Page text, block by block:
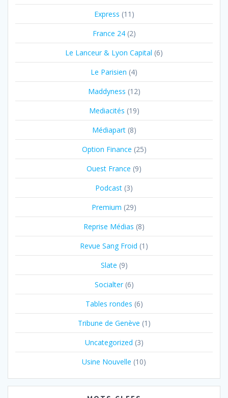
Express (11)
France 24(2)
Le Lanceur & Lyon Capital (6)
Le Parisien (4)
Maddyness (12)
Mediacités (19)
Médiapart(8)
Option Finance (25)
Ouest France (9)
Podcast (3)
Premium (29)
Reprise Médias (8)
Revue Sang Froid (1)
Slate (9)
Socialter(6)
Tables rondes (6)
Tribune de Genève (1)
Uncategorized (3)
Usine Nouvelle (10)